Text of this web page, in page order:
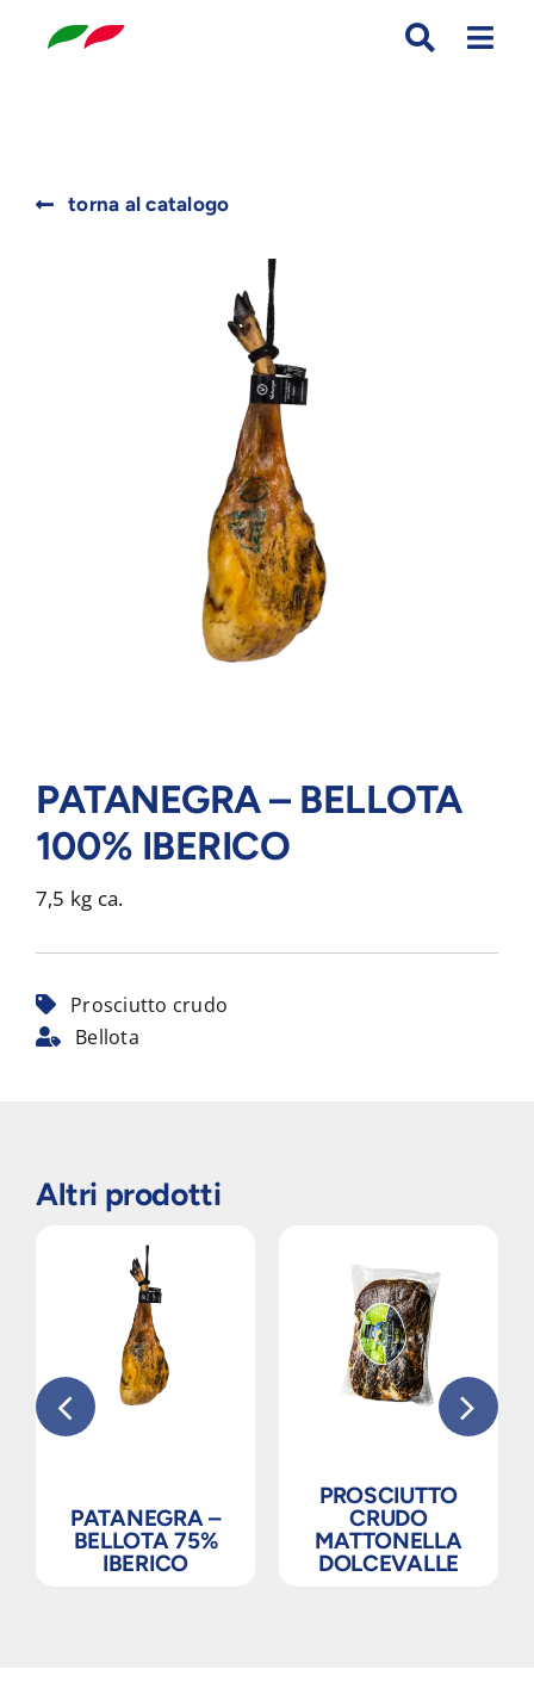
torna al catalogo
PATANEGRA – BELLOTA
100% IBERICO
7,5 kg ca.
Prosciutto crudo
Bellota
Altri prodotti
PATANEGRA –
BELLOTA 75%
IBERICO
PROSCIUTTO
CRUDO
MATTONELLA
DOLCEVALLE
for: